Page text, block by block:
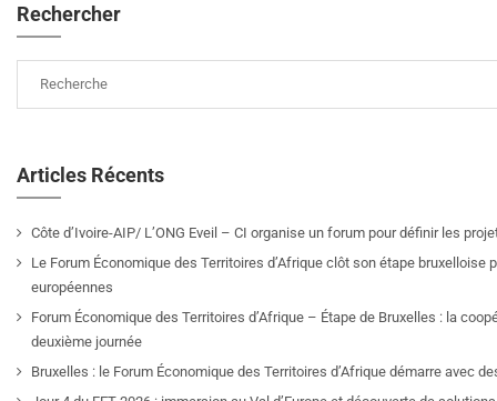
Rechercher
Articles Récents
Côte d’Ivoire-AIP/ L’ONG Eveil – CI organise un forum pour définir les
Le Forum Économique des Territoires d’Afrique clôt son étape
européennes
Forum Économique des Territoires d’Afrique – Étape de Bruxelles : la
deuxième journée
Bruxelles : le Forum Économique des Territoires d’Afrique démarre avec